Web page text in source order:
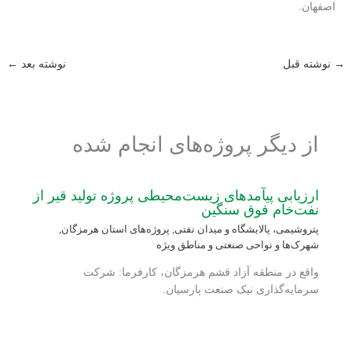
اصفهان.
→ نوشته قبل نوشته بعد ←
از دیگر پروژه‌های انجام شده
ارزیابی پی‏آمدهای زیست‌محیطی پروژه تولید قیر از
نفت‌خام فوق سنگین
پتروشیمی، پالایشگاه و میدان نفتی, پروژه‌های استان هرمزگان,
شهرک‌ها و نواحی صنعتی و مناطق ویژه
واقع در منطقه آزاد قشم هرمزگان، کارفرما: شرکت
سرمایه‌گذاری نیک صنعت پارسیان.